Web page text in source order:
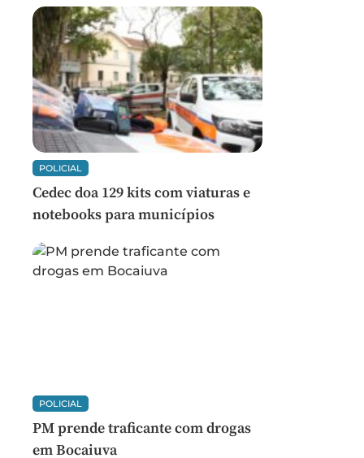
POLICIAL
Cedec doa 129 kits com viaturas e
notebooks para municípios
POLICIAL
PM prende traficante com drogas
em Bocaiuva